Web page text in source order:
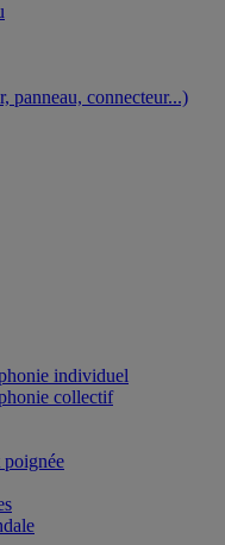
panneau, connecteur...)
individuel
collectif
poignée